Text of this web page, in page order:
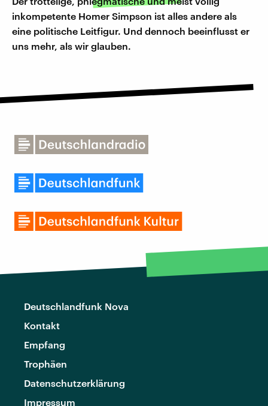
inkompetente Homer Simpson ist alles andere als
eine politische Leitfigur. Und dennoch beeinflusst er
uns mehr, als wir glauben.
Deutschlandfunk Nova
Kontakt
Empfang
Trophäen
Datenschutzerklärung
Impressum